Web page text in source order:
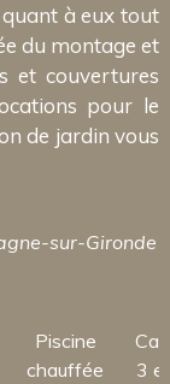
à eux tout
du montage et
et couvertures
pour le
de jardin vous
sur-Gironde
Piscine
chauffée
3